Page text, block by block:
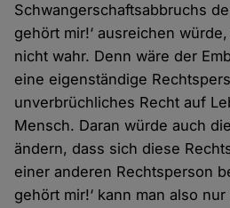
Schwangerschaftsabbruchs
gehört mir!‘ ausreichen
nicht wahr. Denn wäre der
eine eigenständige
unverbrüchliches Recht auf
Mensch. Daran würde auch
ändern, dass sich diese
einer anderen Rechtsperson
gehört mir!‘ kann man also